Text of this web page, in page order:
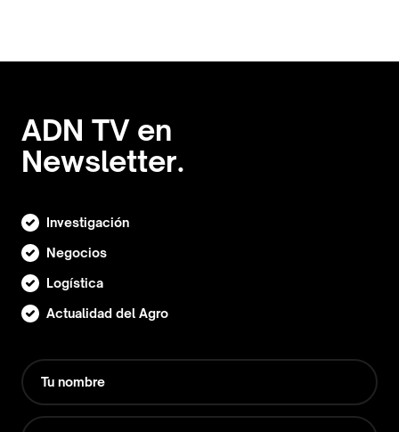
ADN TV en
Newsletter.
Investigación
Negocios
Logística
Actualidad del Agro